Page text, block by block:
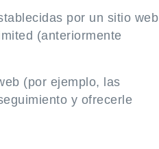
por un sitio web
(anteriormente
(por ejemplo, las
y ofrecerle